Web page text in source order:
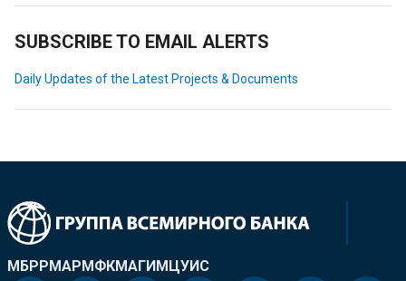
SUBSCRIBE TO EMAIL ALERTS
Daily Updates of the Latest Projects & Documents
МБРРМАРМФКМАГИМЦУИС